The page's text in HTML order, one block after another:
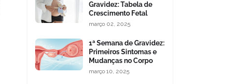
Gravidez: Tabela de
Crescimento Fetal
março 02, 2025
1ª Semana de Gravidez:
Primeiros Sintomas e
Mudanças no Corpo
março 10, 2025